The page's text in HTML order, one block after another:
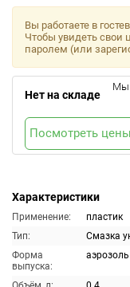
Характеристики
Применение:
пластик
Тип:
Смазка
Форма
выпуска:
аэрозоль
Вы работаете в
Чтобы увидеть свои
паролем (или
Нет на складе
Мы
Посмотреть